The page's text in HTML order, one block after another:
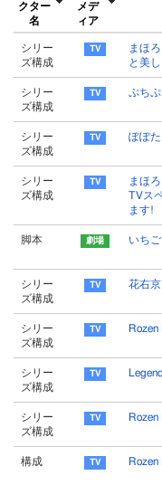
クター
名
メデ
ィア
シリー
ズ構成
まほ
と美
シリー
ズ構成
ぷち
シリー
ズ構成
ぽぽた
シリー
ズ構成
まほ
TVス
ます!
脚本 いち
シリー
ズ構成
花右
シリー
ズ構成
Rozen
シリー
ズ構成
シリー
ズ構成
Rozen
構成 Rozen